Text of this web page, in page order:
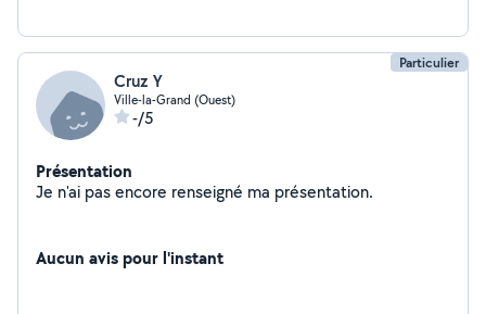
Particulier
Cruz Y
Ville-la-Grand (Ouest)
-/5
Présentation
Je n'ai pas encore renseigné ma présentation.
Aucun avis pour l'instant